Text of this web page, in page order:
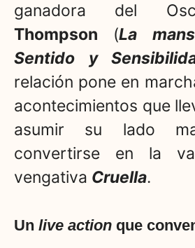
ganadora del
Thompson (La
Sentido y
relación pone en
acontecimientos que
asumir su lado
convertirse en la
vengativa Cruella.
Un live action que